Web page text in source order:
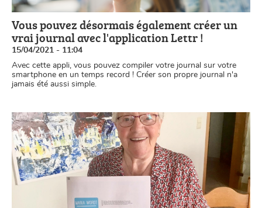
Vous pouvez désormais également créer un
vrai journal avec l'application Lettr !
15/04/2021 - 11:04
Avec cette appli, vous pouvez compiler votre journal sur votre
smartphone en un temps record ! Créer son propre journal n'a
jamais été aussi simple.